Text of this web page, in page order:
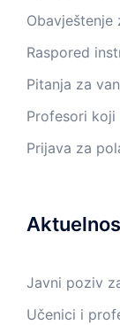
Obavještenje
Raspored
Pitanja za
Profesori koji
Prijava za
Javni poziv
Učenici i